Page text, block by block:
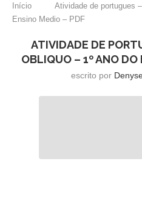
Início
Atividade de portugues
Ensino Medio – PDF
ATIVIDADE DE
OBLIQUO – 1º ANO
escrito por